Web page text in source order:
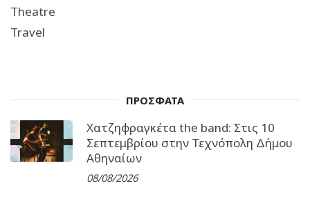
Theatre
Travel
ΠΡΟΣΦΑΤΑ
Χατζηφραγκέτα the band: Στις 10
Σεπτεμβρίου στην Τεχνόπολη Δήμου
Αθηναίων
08/08/2026